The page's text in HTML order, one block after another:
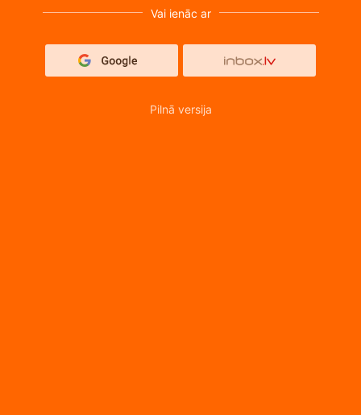
Vai ienāc ar
Pilnā versija